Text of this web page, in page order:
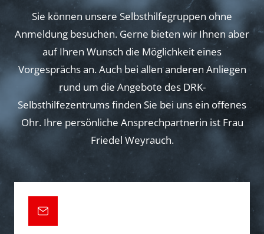
v
i
g
a
Sie können unsere Selbsthilfegruppen ohne
Anmeldung besuchen. Gerne bieten wir Ihnen aber
auf Ihren Wunsch die Möglichkeit eines
Vorgesprächs an. Auch bei allen anderen Anliegen
rund um die Angebote des DRK-
Selbsthilfezentrums finden Sie bei uns ein offenes
Ohr. Ihre persönliche Ansprechpartnerin ist Frau
Friedel Weyrauch.